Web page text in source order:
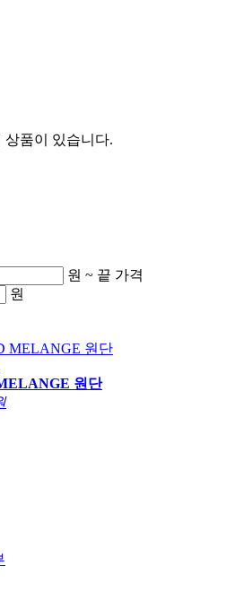
상품이 있습니다.
원 ~ 끝 가격
원
원단